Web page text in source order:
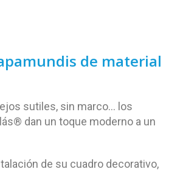
de material
sutiles, sin marco… los
dan un toque moderno a un
de su cuadro decorativo,